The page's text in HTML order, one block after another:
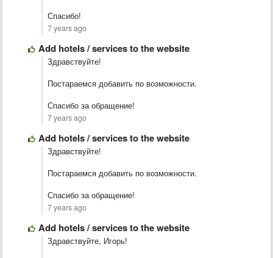
Спасибо!
7 years ago
Add hotels / services to the website
Здравствуйте!
Постараемся добавить по возможности.
Спасибо за обращение!
7 years ago
Add hotels / services to the website
Здравствуйте!
Постараемся добавить по возможности.
Спасибо за обращение!
7 years ago
Add hotels / services to the website
Здравствуйте, Игорь!